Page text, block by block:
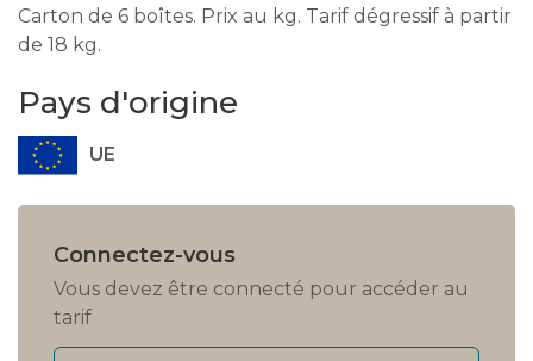
Carton de 6 boîtes. Prix au kg. Tarif dégressif à partir
de 18 kg.
Pays d'origine
UE
Connectez-vous
Vous devez être connecté pour accéder au
tarif